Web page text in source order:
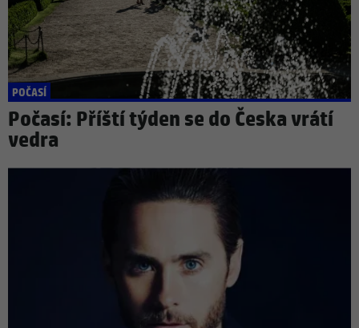
POČASÍ
Počasí: Příští týden se do Česka vrátí
vedra